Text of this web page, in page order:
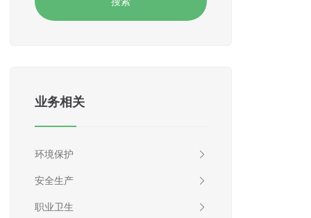
业务相关
环境保护
安全生产
职业卫生